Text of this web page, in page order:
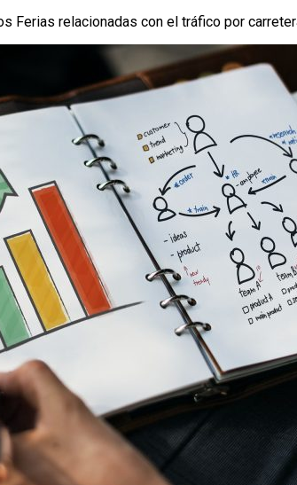
Ferias relacionadas con el tráfico por